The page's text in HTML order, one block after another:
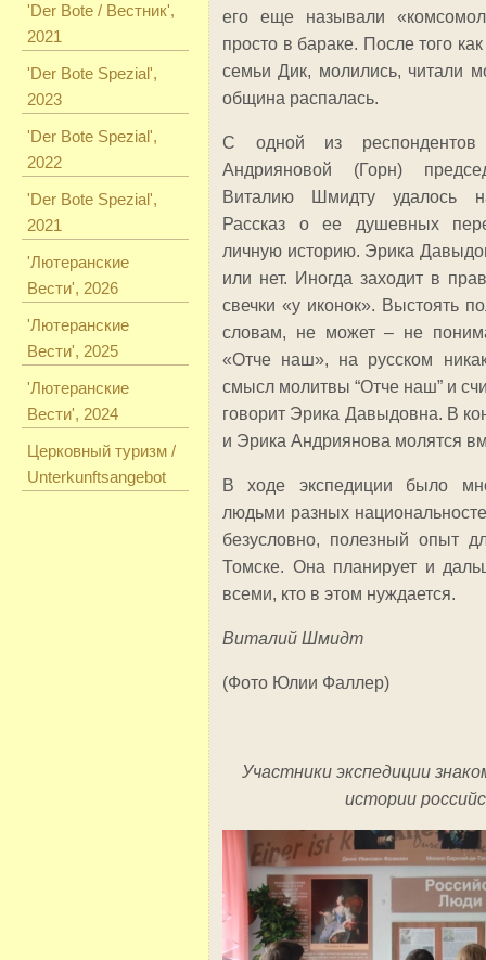
'Der Bote / Вестник',
2021
'Der Bote Spezial',
2023
'Der Bote Spezial',
2022
'Der Bote Spezial',
2021
'Лютеранские
Вести', 2026
'Лютеранские
Вести', 2025
'Лютеранские
Вести', 2024
Церковный туризм /
Unterkunftsangebot
его еще называли
просто в бараке. После того
семьи Дик, молились, читали
община распалась.
С одной из
Андрияновой (Горн)
Виталию Шмидту удалось
Рассказ о ее душевных
личную историю. Эрика
или нет. Иногда заходит в
свечки «у иконок». Выстоять
словам, не может – не
«Отче наш», на русском
смысл молитвы “Отче наш” и
говорит Эрика Давыдовна. В
и Эрика Андриянова молятся
В ходе экспедиции было
людьми разных
безусловно, полезный опыт
Томске. Она планирует и
всеми, кто в этом нуждается.
Виталий Шмидт
(Фото Юлии Фаллер)
Участники экспедиции
истории